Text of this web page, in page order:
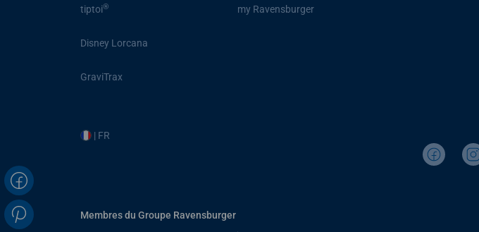
tiptoi®
Disney Lorcana
GraviTrax
my Ravensburger
| FR
Membres du Groupe Ravensburger